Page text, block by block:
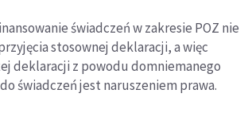
świadczeń w zakresie POZ nie
stosownej deklaracji, a więc
deklaracji z powodu domniemanego
świadczeń jest naruszeniem prawa.